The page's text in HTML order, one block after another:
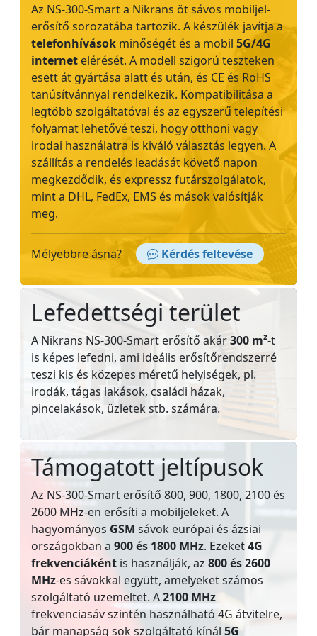
Az NS-300-Smart a Nikrans öt sávos mobiljel-
erősítő sorozatába tartozik. A készülék javítja a
telefonhívások minőségét és a mobil 5G/4G
internet elérését. A modell szigorú teszteken
esett át gyártása alatt és után, és CE és RoHS
tanúsítvánnyal rendelkezik. Kompatibilitása a
legtöbb szolgáltatóval és az egyszerű telepítési
folyamat lehetővé teszi, hogy otthoni vagy
irodai használatra is kiváló választás legyen. A
szállítás a rendelés leadását követő napon
megkezdődik, és expressz futárszolgálatok,
mint a DHL, FedEx, EMS és mások valósítják
meg.
Mélyebbre ásna? Kérdés feltevése
Lefedettségi terület
A Nikrans NS-300-Smart erősítő akár300 m²-t
is képes lefedni, ami ideális erősítőrendszerré
teszi kis és közepes méretű helyiségek, pl.
irodák, tágas lakások, családi házak,
pincelakások, üzletek stb. számára.
Támogatott jeltípusok
Az NS-300-Smart erősítő 800, 900, 1800, 2100 és
2600 MHz-en erősíti a mobiljeleket. A
hagyományos GSM sávok európai és ázsiai
országokban a 900 és 1800 MHz. Ezeket4G
frekvenciáként is használják, az 800 és 2600
MHz-es sávokkal együtt, amelyeket számos
szolgáltató üzemeltet. A2100 MHz
frekvenciasáv szintén használható 4G átvitelre,
bár manapság sok szolgáltató kínál 5G